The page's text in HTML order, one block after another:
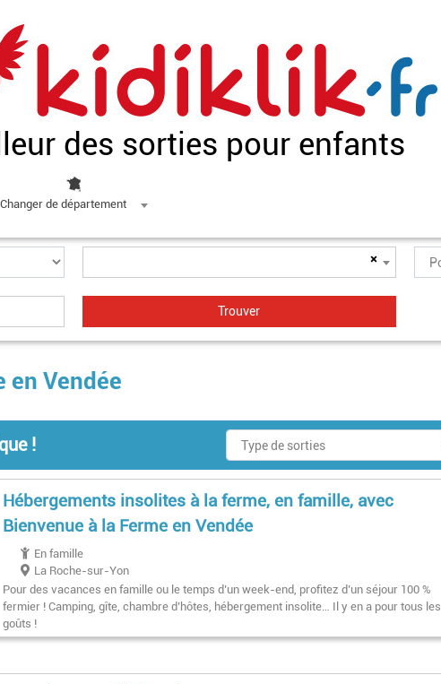
des sorties pour enfants
Changer de département
×
en Vendée
!
Hébergements insolites à la ferme, en famille, avec
Bienvenue à la Ferme en Vendée
En famille
La Roche-sur-Yon
Pour des vacances en famille ou le temps d’un week-end, profitez d’un séjour 100 %
fermier ! Camping, gîte, chambre d’hôtes, hébergement insolite… Il y en a pour tous les
goûts !